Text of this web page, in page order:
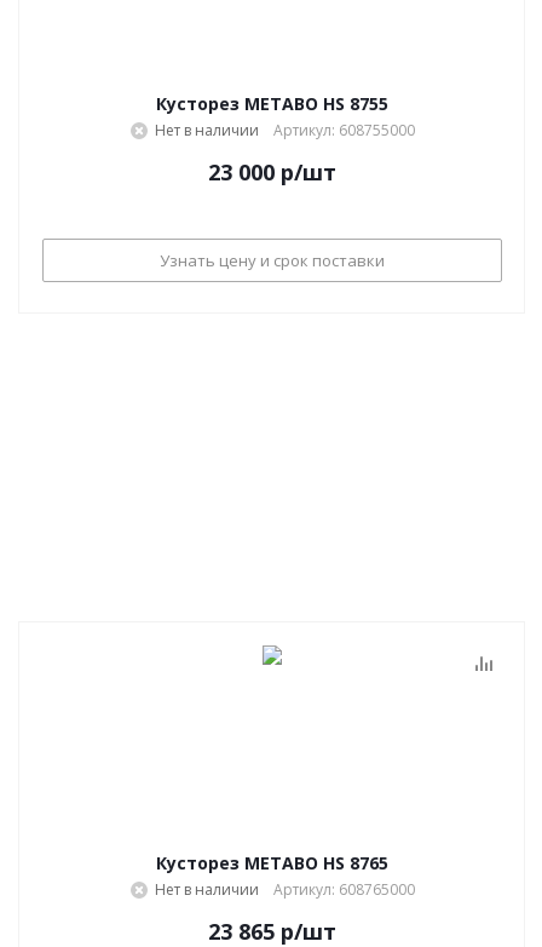
Кусторез METABO HS 8755
Нет в наличии Артикул: 608755000
23 000 р/шт
Узнать цену и срок поставки
Кусторез METABO HS 8765
Нет в наличии Артикул: 608765000
23 865 р/шт